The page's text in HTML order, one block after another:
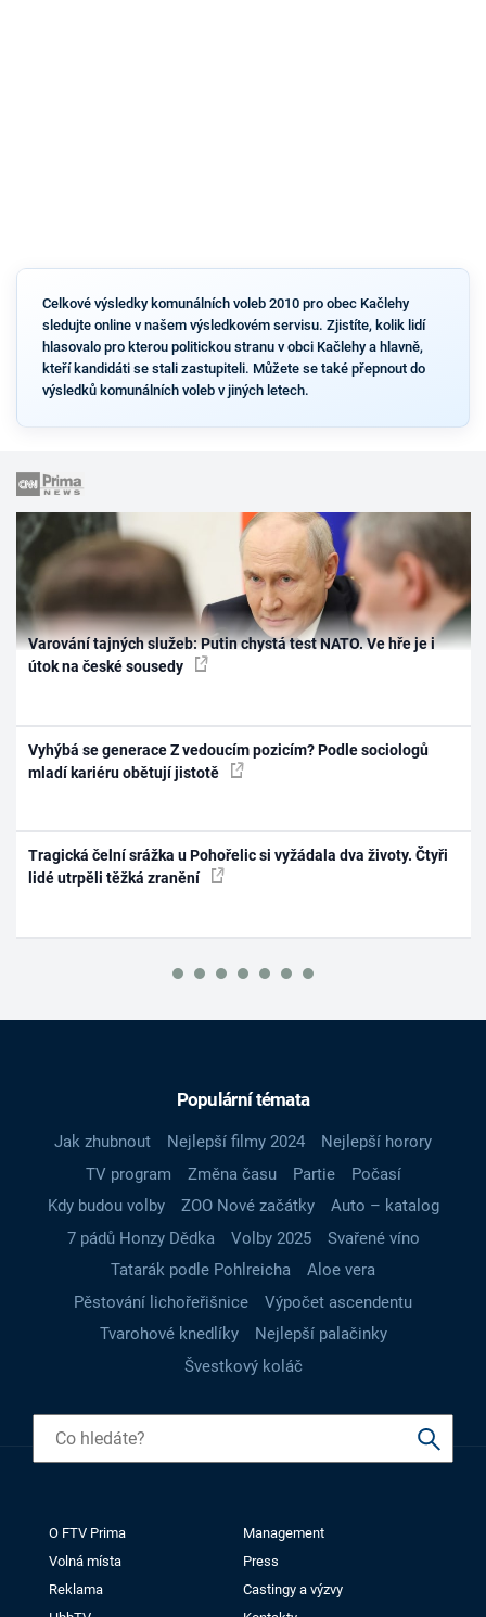
Celkové výsledky komunálních voleb 2010 pro obec Kačlehy
sledujte online v našem výsledkovém servisu. Zjistíte, kolik lidí
hlasovalo pro kterou politickou stranu v obci Kačlehy a hlavně,
kteří kandidáti se stali zastupiteli. Můžete se také přepnout do
výsledků komunálních voleb v jiných letech.
Varování tajných služeb: Putin chystá test NATO. Ve hře je i
útok na české sousedy
Vyhýbá se generace Z vedoucím pozicím? Podle sociologů
mladí kariéru obětují jistotě
Tragická čelní srážka u Pohořelic si vyžádala dva životy. Čtyři
lidé utrpěli těžká zranění
Populární témata
Jak zhubnout Nejlepší filmy 2024
Nejlepší horory
TV program
Změna času Partie
Počasí
Kdy budou volby
ZOO Nové začátky
Auto – katalog
7 pádů Honzy Dědka
Volby 2025
Svařené víno
Tatarák podle Pohlreicha
Aloe vera
Pěstování lichořeřišnice
Výpočet ascendentu
Tvarohové knedlíky
Nejlepší palačinky
Švestkový koláč
O FTV Prima
Management
Volná místa
Press
Reklama
Castingy a výzvy